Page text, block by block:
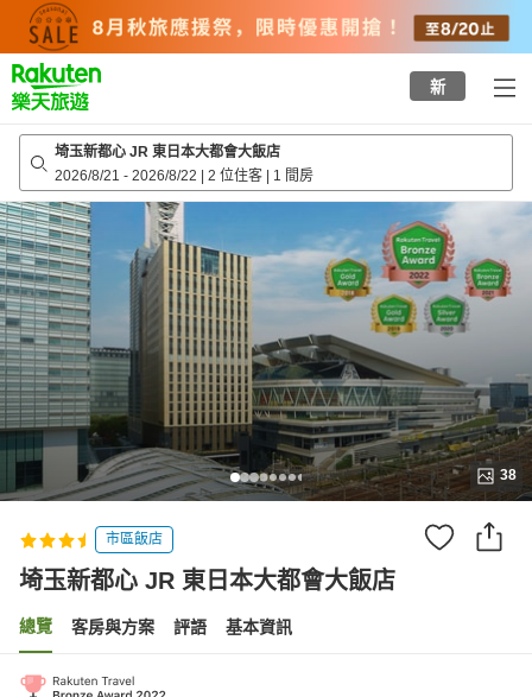
top
page
新
埼玉新都心 JR 東日本大都會大飯店
2026/8/21 - 2026/8/22 | 2 位住客 | 1 間房
38
市區飯店
埼玉新都心 JR 東日本大都會大飯店
總覽 客房與方案 評語 基本資訊